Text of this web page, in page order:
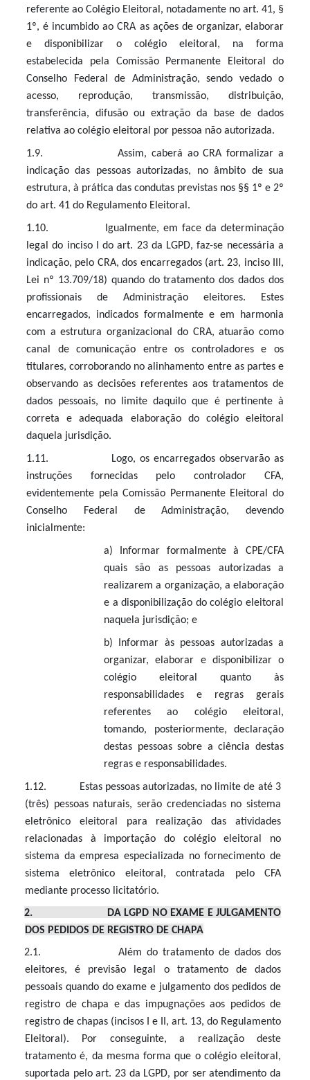
referente ao Colégio Eleitoral, notadamente no art. 41, §
1º, é incumbido ao CRA as ações de organizar, elaborar
e disponibilizar o colégio eleitoral, na forma
estabelecida pela Comissão Permanente Eleitoral do
Conselho Federal de Administração, sendo vedado o
acesso, reprodução, transmissão, distribuição,
transferência, difusão ou extração da base de dados
relativa ao colégio eleitoral por pessoa não autorizada.
1.9. Assim, caberá ao CRA formalizar a
indicação das pessoas autorizadas, no âmbito de sua
estrutura, à prática das condutas previstas nos §§ 1º e 2º
do art. 41 do Regulamento Eleitoral.
1.10. Igualmente, em face da determinação
legal do inciso I do art. 23 da LGPD, faz-se necessária a
indicação, pelo CRA, dos encarregados (art. 23, inciso III,
Lei nº 13.709/18) quando do tratamento dos dados dos
profissionais de Administração eleitores. Estes
encarregados, indicados formalmente e em harmonia
com a estrutura organizacional do CRA, atuarão como
canal de comunicação entre os controladores e os
titulares, corroborando no alinhamento entre as partes e
observando as decisões referentes aos tratamentos de
dados pessoais, no limite daquilo que é pertinente à
correta e adequada elaboração do colégio eleitoral
daquela jurisdição.
1.11. Logo, os encarregados observarão as
instruções fornecidas pelo controlador CFA,
evidentemente pela Comissão Permanente Eleitoral do
Conselho Federal de Administração, devendo
inicialmente:
a)
Informar formalmente à CPE/CFA
quais são as pessoas autorizadas a
realizarem a organização, a elaboração
e a disponibilização do colégio eleitoral
naquela jurisdição; e
b)
Informar às pessoas autorizadas a
organizar, elaborar e disponibilizar o
colégio eleitoral quanto às
responsabilidades e regras gerais
referentes ao colégio eleitoral,
tomando, posteriormente, declaração
destas pessoas sobre a ciência destas
regras e responsabilidades.
1.12. Estas pessoas autorizadas, no limite de até 3
(três) pessoas naturais, serão credenciadas no sistema
eletrônico eleitoral para realização das atividades
relacionadas à importação do colégio eleitoral no
sistema da empresa especializada no fornecimento de
sistema eletrônico eleitoral, contratada pelo CFA
mediante processo licitatório.
2. DA LGPD NO EXAME E JULGAMENTO
DOS PEDIDOS DE REGISTRO DE CHAPA
2.1. Além do tratamento de dados dos
eleitores, é previsão legal o tratamento de dados
pessoais quando do exame e julgamento dos pedidos de
registro de chapa e das impugnações aos pedidos de
registro de chapas (incisos I e II, art. 13, do Regulamento
Eleitoral). Por conseguinte, a realização deste
tratamento é, da mesma forma que o colégio eleitoral,
suportada pelo art. 23 da LGPD, por ser atendimento da